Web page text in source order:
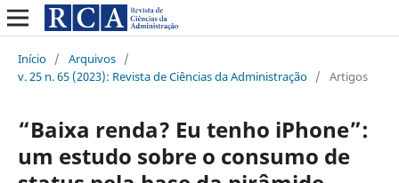
Início / Arquivos /
v. 25 n. 65 (2023): Revista de Ciências da Administração / Artigos
“Baixa renda? Eu tenho iPhone”:
um estudo sobre o consumo de